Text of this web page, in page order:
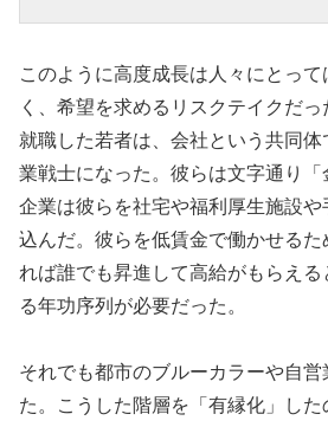
このように高度成長は人々にとっ
く、希望を求めるリスクテイクだ
就職した若者は、会社という共同
業戦士になった。彼らは文字通り「
企業は彼らを社宅や福利厚生施設
込んだ。彼らを低賃金で働かせる
れば誰でも昇進して高給がもらえ
る年功序列が必要だった。
それでも都市のブルーカラーや自
た。こうした階層を「有縁化」し